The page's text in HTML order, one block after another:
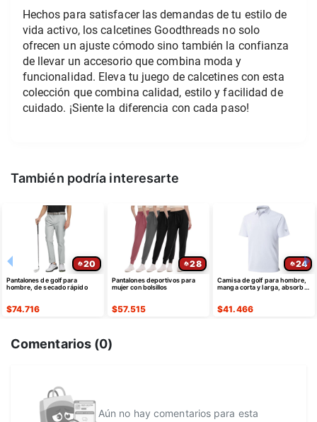
Hechos para satisfacer las demandas de tu estilo de
vida activo, los calcetines Goodthreads no solo
ofrecen un ajuste cómodo sino también la confianza
de llevar un accesorio que combina moda y
funcionalidad. Eleva tu juego de calcetines con esta
colección que combina calidad, estilo y facilidad de
cuidado. ¡Siente la diferencia con cada paso!
También podría interesarte
20
Pantalones de golf para
hombre, de secado rápido
$74.716
28
Pantalones deportivos para
mujer con bolsillos
$57.515
24
Camisa de golf para hombre,
manga corta y larga, absorbe
$41.466
Comentarios (0)
Aún no hay comentarios para esta